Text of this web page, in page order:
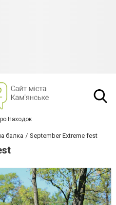
Находок
балка September Extreme fest